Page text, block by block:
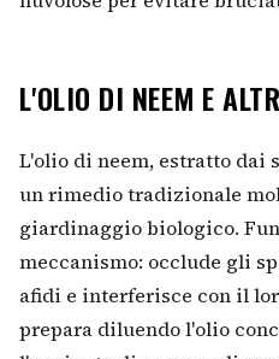
L'OLIO DI NEEM E
L'olio di neem, estratto dai
un rimedio tradizionale
giardinaggio biologico.
meccanismo: occlude gli
afidi e interferisce con il
prepara diluendo l'olio